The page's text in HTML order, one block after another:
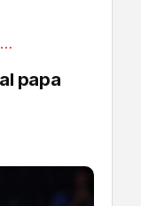
Prosperidad y larga vida al papa León XIV
papa